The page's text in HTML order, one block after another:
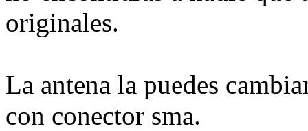
originales.
La antena la puedes
con conector sma.